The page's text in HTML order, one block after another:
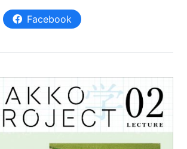
日本語
合同会社説明会
Facebook